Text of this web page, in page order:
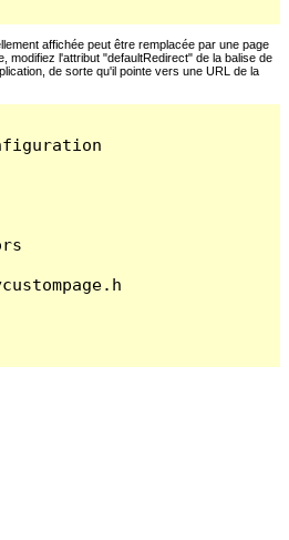
affichée peut être remplacée par une page
modifiez l'attribut "defaultRedirect" de la balise de
de sorte qu'il pointe vers une URL de la